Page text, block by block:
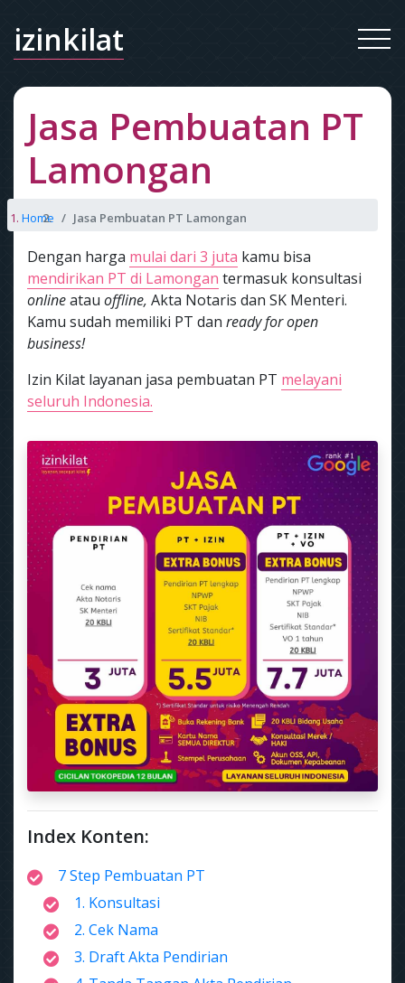
izinkilat
Jasa Pembuatan PT
Lamongan
Home Jasa Pembuatan PT Lamongan
Dengan harga mulai dari 3 juta kamu bisa
mendirikan PT di Lamongan termasuk konsultasi
onlineatau offline, Akta Notaris dan SK Menteri.
Kamu sudah memiliki PT dan ready for open
business!
Izin Kilat layanan jasa pembuatan PT melayani
seluruh Indonesia.
Index Konten:
7 Step Pembuatan PT
1. Konsultasi
2. Cek Nama
3. Draft Akta Pendirian